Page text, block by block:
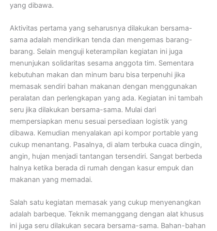
yang dibawa.
Aktivitas pertama yang seharusnya dilakukan bersama-
sama adalah mendirikan tenda dan mengemas barang-
barang. Selain menguji keterampilan kegiatan ini juga
menunjukan solidaritas sesama anggota tim. Sementara
kebutuhan makan dan minum baru bisa terpenuhi jika
memasak sendiri bahan makanan dengan menggunakan
peralatan dan perlengkapan yang ada. Kegiatan ini tambah
seru jika dilakukan bersama-sama. Mulai dari
mempersiapkan menu sesuai persediaan logistik yang
dibawa. Kemudian menyalakan api kompor portable yang
cukup menantang. Pasalnya, di alam terbuka cuaca dingin,
angin, hujan menjadi tantangan tersendiri. Sangat berbeda
halnya ketika berada di rumah dengan kasur empuk dan
makanan yang memadai.
Salah satu kegiatan memasak yang cukup menyenangkan
adalah barbeque. Teknik memanggang dengan alat khusus
ini juga seru dilakukan secara bersama-sama. Bahan-bahan